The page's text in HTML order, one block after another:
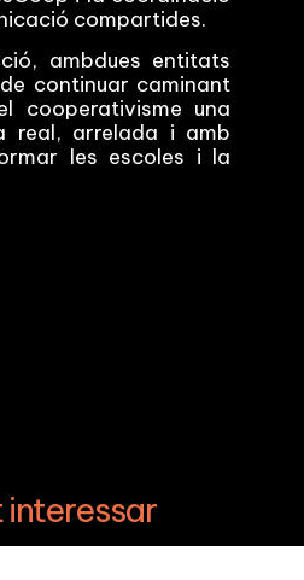
compartides.
ambdues entitats
continuar caminant
cooperativisme una
real, arrelada i amb
les escoles i la